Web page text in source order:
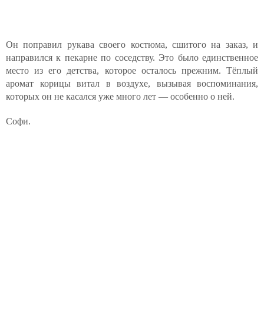
Он поправил рукава своего костюма, сшитого на заказ, и
направился к пекарне по соседству. Это было единственное
место из его детства, которое осталось прежним. Тёплый
аромат корицы витал в воздухе, вызывая воспоминания,
которых он не касался уже много лет — особенно о ней.
Софи.